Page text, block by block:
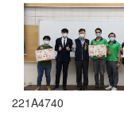
221A4740